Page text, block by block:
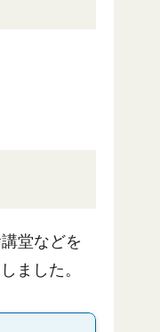
堂などを
ました。